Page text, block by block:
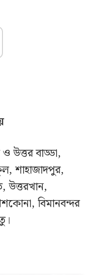
উত্তর বাড্ডা,
শাহাজাদপুর,
উত্তরখান,
বিমানবন্দর